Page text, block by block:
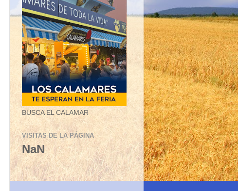
BUSCA EL CALAMAR
VISITAS DE LA PÁGINA
NaN